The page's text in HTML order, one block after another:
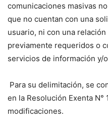
comunicaciones masivas
que no cuentan con una
usuario, ni con una
previamente requeridos o
servicios de información y/
Para su delimitación, se
en la Resolución Exenta
modificaciones.